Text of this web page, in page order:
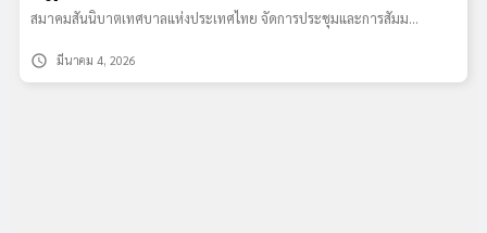
สมาคมสันนิบาตเทศบาลแห่งประเทศไทย จัดการประชุมและการสัมม…
schedule มีนาคม 4, 2026